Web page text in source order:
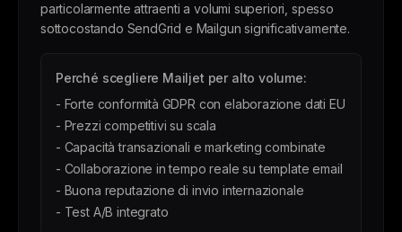
particolarmente attraenti a volumi superiori, spesso
sottocostando SendGrid e Mailgun significativamente.
Perché scegliere Mailjet per alto volume:
- Forte conformità GDPR con elaborazione dati EU
- Prezzi competitivi su scala
- Capacità transazionali e marketing combinate
- Collaborazione in tempo reale su template email
- Buona reputazione di invio internazionale
- Test A/B integrato